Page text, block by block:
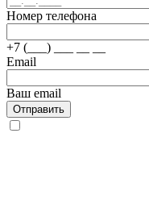
Номер телефона
+7 (___) ___ __ __
Email
Ваш email
Отправить